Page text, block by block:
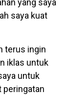
yang saya
saya kuat
terus ingin
iklas untuk
untuk
peringatan